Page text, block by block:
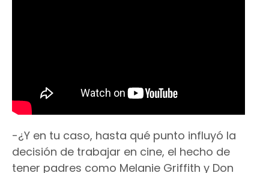
-¿Y en tu caso, hasta qué punto influyó la
decisión de trabajar en cine, el hecho de
tener padres como Melanie Griffith y Don